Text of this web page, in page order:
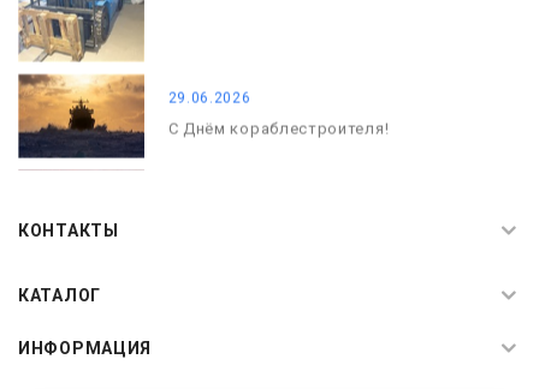
29.06.2026
С Днём кораблестроителя!
КОНТАКТЫ
КАТАЛОГ
ИНФОРМАЦИЯ